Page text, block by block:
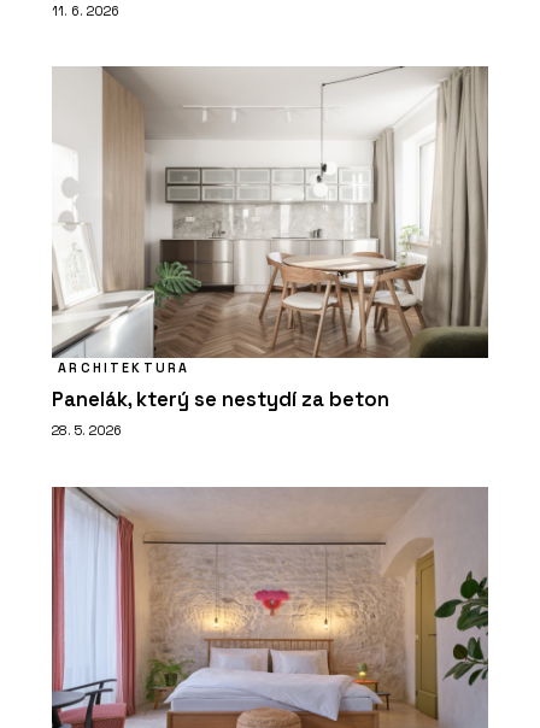
11. 6. 2026
ARCHITEKTURA
Panelák, který se nestydí za beton
28. 5. 2026